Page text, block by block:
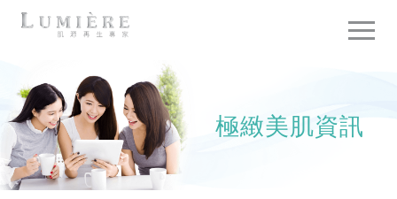
極緻美肌資訊